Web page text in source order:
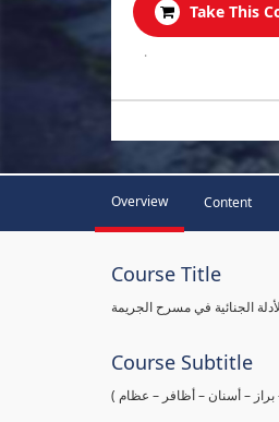
Take This
.
Overview Content
Course Title
الجنائية في مسرح الجريمة
Course Subtitle
براز – أسنان – أظافر – عظام